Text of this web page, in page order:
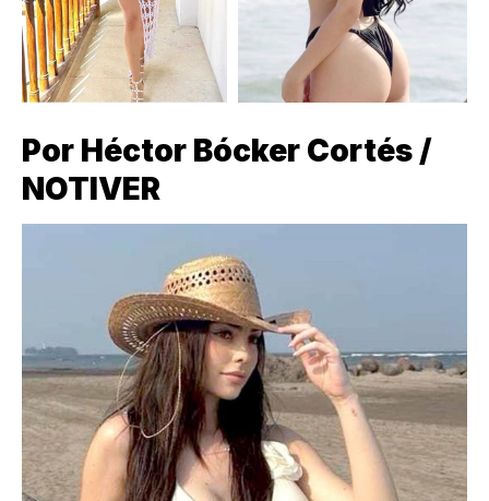
Por Héctor Bócker Cortés /
NOTIVER